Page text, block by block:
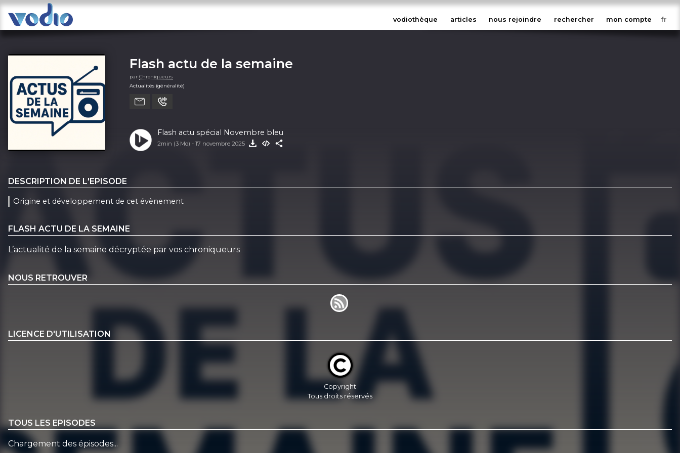
vodiothèque articles nous rejoindre rechercher mon compte
Flash actu de la semaine
par Chroniqueurs
Actualités (généralité)
Flash actu spécial Novembre bleu
2min (3 Mo) - 17 novembre 2025
DESCRIPTION DE L'EPISODE
Origine et développement de cet évènement
FLASH ACTU DE LA SEMAINE
L’actualité de la semaine décryptée par vos chroniqueurs
NOUS RETROUVER
LICENCE D'UTILISATION
Copyright
Tous droits réservés
TOUS LES EPISODES
Chargement des épisodes...